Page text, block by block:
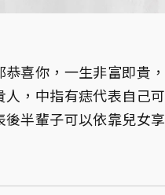
喜你，一生非富即貴，
，中指有痣代表自己可
半輩子可以依靠兒女享